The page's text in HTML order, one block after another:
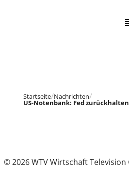
Startseite Nachrichten
US-Notenbank: Fed
© 2026 WTV Wirtschaft Television